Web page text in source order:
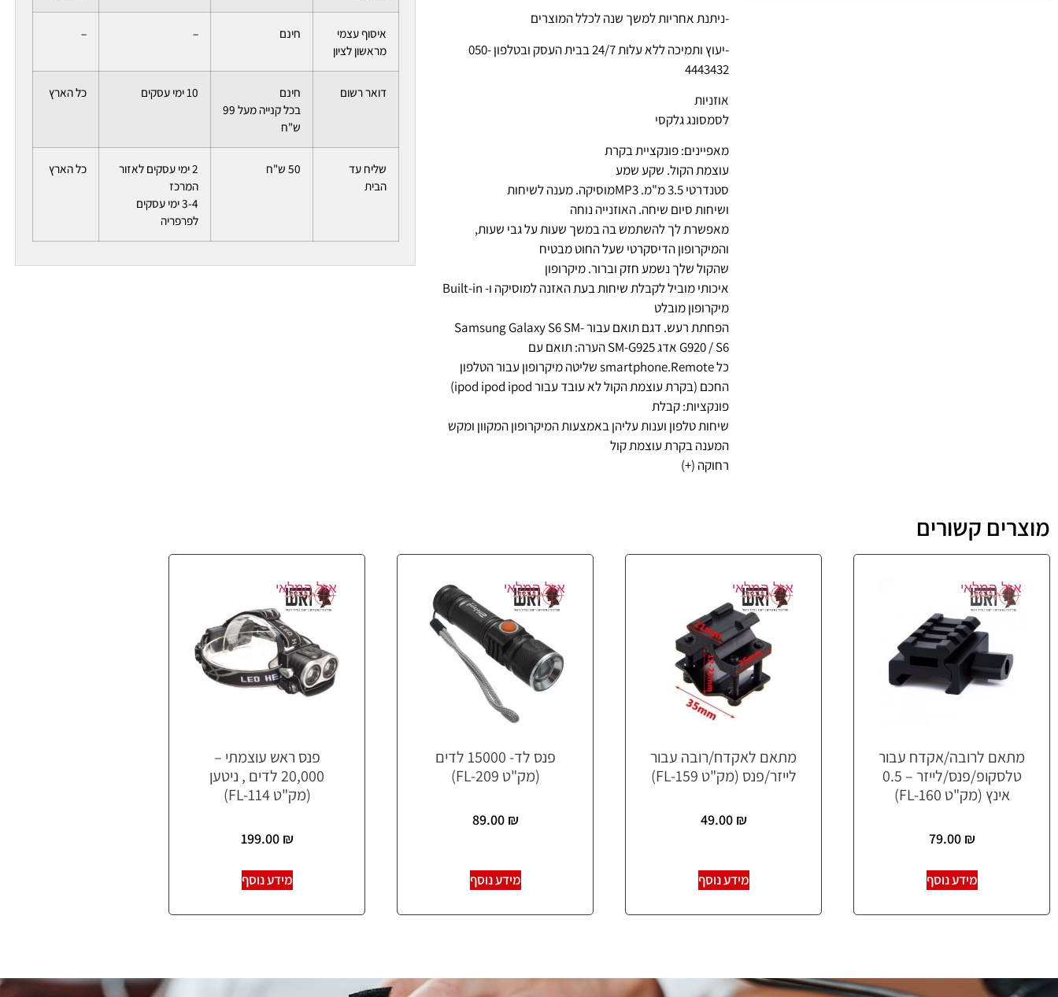
-ניתנת אחריות למשך שנה לכלל המוצרים
-יעוץ ותמיכה ללא עלות 24/7 בבית העסק ובטלפון 050-
4443432
אוזניות
לסמסונג גלקסי
מאפיינים: פונקציית בקרת
עוצמת הקול. שקע שמע
סטנדרטי 3.5 מ"מ. MP3מוסיקה. מענה לשיחות
ושיחות סיום שיחה. האוזנייה נוחה
מאפשרת לך להשתמש בה במשך שעות על גבי שעות,
והמיקרופון הדיסקרטי שעל החוט מבטיח
שהקול שלך נשמע חזק וברור. מיקרופון
איכותי מוביל לקבלת שיחות בעת האזנה למוסיקה ו- Built-in
מיקרופון מובלט
הפחתת רעש. דגם תואם עבור Samsung Galaxy S6 SM-
G920 / S6 אדג SM-G925 הערה: תואם עם
כל smartphone.Remote שליטה מיקרופון עבור הטלפון
החכם (בקרת עוצמת הקול לא עובד עבור ipod ipod ipod)
פונקציות: קבלת
שיחות טלפון וענות עליהן באמצעות המיקרופון המקוון ומקש
המענה בקרת עוצמת קול
רחוקה (+)
איסוף עצמי
מראשון לציון
חינם –
–
דואר רשום
חינם
בכל קנייה מעל 99
ש"ח
10 ימי עסקים כל הארץ
שליח עד
הבית
50 ש"ח
2 ימי עסקים לאזור
המרכז
3-4 ימי עסקים
לפרפריה
כל הארץ
מוצרים קשורים
אזל המלאי
מתאם לרובה/אקדח עבור
טלסקופ/פנס/לייזר – 0.5
אינץ (מק"ט FL-160)
79.00 ₪
מידע נוסף
אזל המלאי
מתאם לאקדח/רובה עבור
לייזר/פנס (מק"ט FL-159)
49.00 ₪
מידע נוסף
אזל המלאי
פנס לד- 15000 לדים
(מק"ט FL-209)
89.00 ₪
מידע נוסף
אזל המלאי
פנס ראש עוצמתי –
20,000 לדים , ניטען
(מק"ט FL-114)
199.00 ₪
מידע נוסף